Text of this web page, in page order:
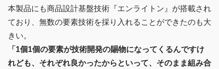
本製品にも商品設計基盤技術『エンライトン』が搭載され
ており、無数の要素技術を採り入れることができたのも大
きい。
「1個1個の要素が技術開発の賜物になってくるんですけ
れども、それぞれ良かったからといって、そのまま組み合